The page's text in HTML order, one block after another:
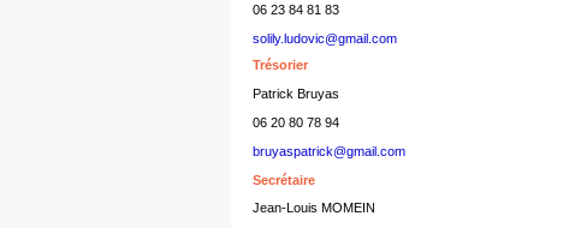
06 23 84 81 83
solily.ludovic@gmail.com
Trésorier
Patrick Bruyas
06 20 80 78 94
bruyaspatrick@gmail.com
Secrétaire
Jean-Louis MOMEIN